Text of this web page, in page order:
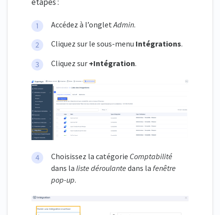
Accédez à l’onglet Admin.
Cliquez sur le sous-menu Intégrations.
Cliquez sur +Intégration.
Choisissez la catégorie Comptabilité
dans la liste déroulante dans la fenêtre
pop-up.